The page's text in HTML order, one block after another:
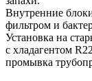
Внутренние
фильтром и
Установка на
с хладагентом
промывка